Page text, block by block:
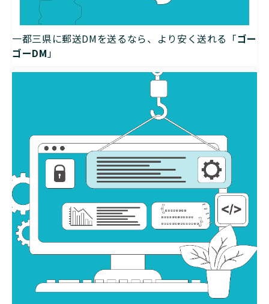
一都三県に郵送DMを送るなら、より安く送れる「ゴー
ゴーDM」